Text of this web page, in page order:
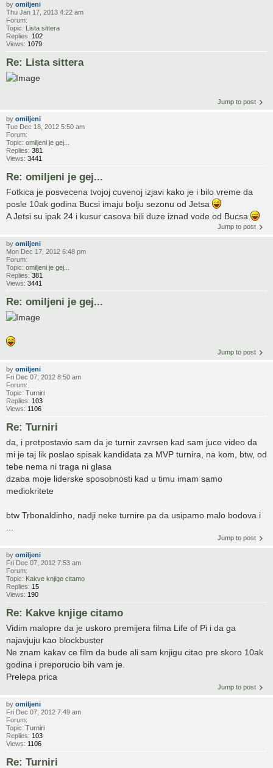
by omiljeni
Thu Jan 17, 2013 4:22 am
Forum:
Topic: Lista sittera
Replies: 102
Views: 1079
Re: Lista sittera
Jump to post
by omiljeni
Tue Dec 18, 2012 5:50 am
Forum:
Topic: omiljeni je gej...
Replies: 381
Views: 3441
Re: omiljeni je gej...
Fotkica je posvecena tvojoj cuvenoj izjavi kako je i bilo vreme da
posle 10ak godina Bucsi imaju bolju sezonu od Jetsa
A Jetsi su ipak 24 i kusur casova bili duze iznad vode od Bucsa
Jump to post
by omiljeni
Mon Dec 17, 2012 6:48 pm
Forum:
Topic: omiljeni je gej...
Replies: 381
Views: 3441
Re: omiljeni je gej...
Jump to post
by omiljeni
Fri Dec 07, 2012 8:50 am
Forum:
Topic: Turniri
Replies: 103
Views: 1106
Re: Turniri
da, i pretpostavio sam da je turnir zavrsen kad sam juce video da
mi je taj lik poslao spisak kandidata za MVP turnira, na kom, btw, od
tebe nema ni traga ni glasa
dzaba moje liderske sposobnosti kad u timu imam samo
mediokritete
btw Trbonaldinho, nadji neke turnire pa da usipamo malo bodova i
Jump to post
by omiljeni
Fri Dec 07, 2012 7:53 am
Forum:
Topic: Kakve knjige citamo
Replies: 15
Views: 190
Re: Kakve knjige citamo
Vidim malopre da je uskoro premijera filma Life of Pi i da ga
najavjuju kao blockbuster
Ne znam kakav ce film da bude ali sam knjigu citao pre skoro 10ak
godina i preporucio bih vam je.
Prelepa prica
Jump to post
by omiljeni
Fri Dec 07, 2012 7:49 am
Forum:
Topic: Turniri
Replies: 103
Views: 1106
Re: Turniri